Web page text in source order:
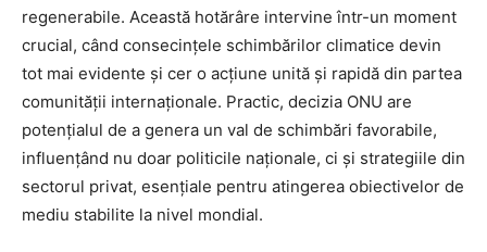
regenerabile. Această hotărâre intervine într-un moment
crucial, când consecințele schimbărilor climatice devin
tot mai evidente și cer o acțiune unită și rapidă din partea
comunității internaționale. Practic, decizia ONU are
potențialul de a genera un val de schimbări favorabile,
influențând nu doar politicile naționale, ci și strategiile din
sectorul privat, esențiale pentru atingerea obiectivelor de
mediu stabilite la nivel mondial.